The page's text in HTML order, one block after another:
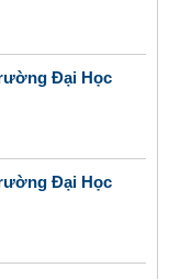
Đại Học
Đại Học